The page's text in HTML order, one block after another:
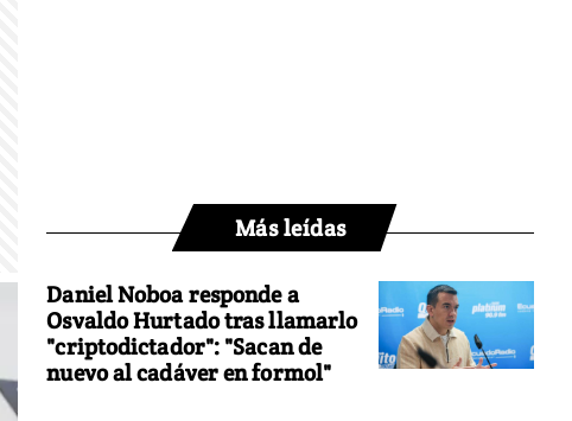
Más leídas
Daniel Noboa responde a
Osvaldo Hurtado tras llamarlo
"criptodictador": "Sacan de
nuevo al cadáver en formol"